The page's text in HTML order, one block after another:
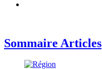
Sommaire Articles